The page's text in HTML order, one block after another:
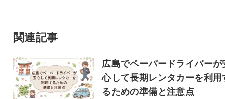
関連記事
広島でペーパードライバーが
心して長期レンタカーを利用
るための準備と注意点